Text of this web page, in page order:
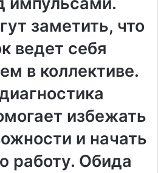
заметить, что
ведет себя
в коллективе.
избежать
и начать
работу. Обида